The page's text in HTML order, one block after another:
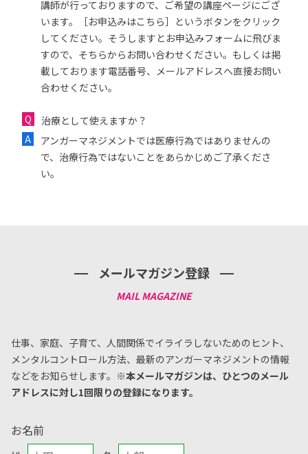
講師が行っておりますので、ご希望の講座ページにござ
います。［お申込みはこちら］というボタンをクリック
してください。そうしますとお申込みフォームに飛びま
すので、そちらからお問い合わせください。もしくは掲
載しております電話番号、メールアドレスへ直接お問い
合わせください。
治療として使えますか？
アンガーマネジメントでは医療行為ではありませんの
で、治療行為ではないことをあらかじめご了承くださ
い。
メールマガジン登録
仕事、家庭、子育て、人間関係でイライラしないためのヒント、
メンタルコントロール方法、 最新のアンガーマネジメントの情報
などをお知らせします。 ※本メールマガジンは、ひとつのメール
アドレスに対し1回限りの登録になります。
お名前